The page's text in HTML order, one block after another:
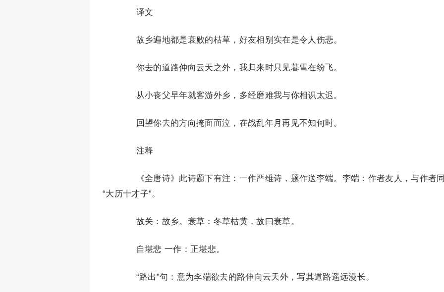
译文
故乡遍地都是衰败的枯草，好友相别实在是令人伤悲。
你去的道路伸向云天之外，我归来时只见暮雪在纷飞。
从小丧父早年就客游外乡，多经磨难我与你相识太迟。
回望你去的方向掩面而泣，在战乱年月再见不知何时。
注释
《全唐诗》此诗题下有注：一作严维诗，题作送李端。李端：作者友人，与作者
“大历十才子”。
故关：故乡。衰草：冬草枯黄，故曰衰草。
自堪悲 一作：正堪悲。
“路出”句：意为李端欲去的路伸向云天外，写其道路遥远漫长。